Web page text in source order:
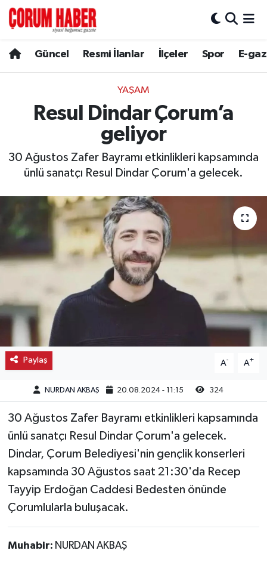
Güncel Resmi İlanlar İlçeler Spor E-
YAŞAM
Resul Dindar Çorum’a
geliyor
30 Ağustos Zafer Bayramı etkinlikleri kapsamında
ünlü sanatçı Resul Dindar Çorum'a gelecek.
Paylaş A- A+
NURDAN AKBAŞ 20.08.2024 - 11:15 324
30 Ağustos Zafer Bayramı etkinlikleri kapsamında
ünlü sanatçı Resul Dindar Çorum'a gelecek.
Dindar, Çorum Belediyesi'nin gençlik konserleri
kapsamında 30 Ağustos saat 21:30'da Recep
Tayyip Erdoğan Caddesi Bedesten önünde
Çorumlularla buluşacak.
Muhabir: NURDAN AKBAŞ
Spor
Resmi İlanlar
Bayat
Boğazkale
Dodurga
İskilip
Laçin
Mecitözü
Osmancık
Sungurlu
Uğurludağ
Hava Durumu
Çorum Namaz Vakitleri
Süper Lig Puan Durumu ve Fikstür
Tüm Manşetler
Son Dakika Haberleri
Haber Arşivi